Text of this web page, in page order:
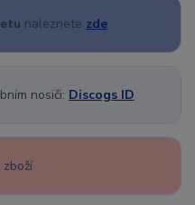
naleznete zde
nosiči: Discogs ID